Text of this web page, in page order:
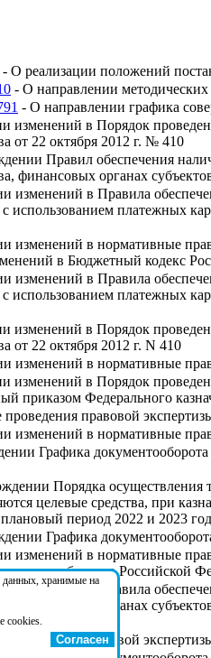
- О реализации положений
- О направлении методических
- О направлении графика
изменений в Порядок
от 22 октября 2012 г. № 410
Правил обеспечения
финансовых органах
изменений в Правила
платежных
изменений в нормативные
в Бюджетный кодекс
изменений в Правила
платежных
изменений в Порядок
от 22 октября 2012 г. N 410
изменений в нормативные
изменений в Порядок
приказом Федерального
правовой
изменений в нормативные
Графика
Порядка осуществления
целевые средства, при
период 2022 и 2023
Графика
изменений в нормативные
субъектов Российской
изменений в Правила
финансовых органах
проведения правовой
данных, хранимые на
cookies.
Согласен